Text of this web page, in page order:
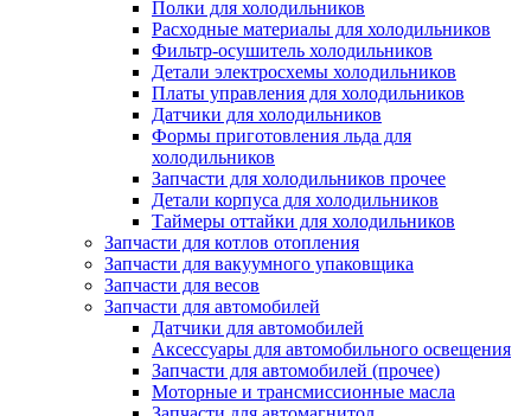
Полки для холодильников
Расходные материалы для холодильников
Фильтр-осушитель холодильников
Детали электросхемы холодильников
Платы управления для холодильников
Датчики для холодильников
Формы приготовления льда для
холодильников
Запчасти для холодильников прочее
Детали корпуса для холодильников
Таймеры оттайки для холодильников
Запчасти для котлов отопления
Запчасти для вакуумного упаковщика
Запчасти для весов
Запчасти для автомобилей
Датчики для автомобилей
Аксессуары для автомобильного освещения
Запчасти для автомобилей (прочее)
Моторные и трансмиссионные масла